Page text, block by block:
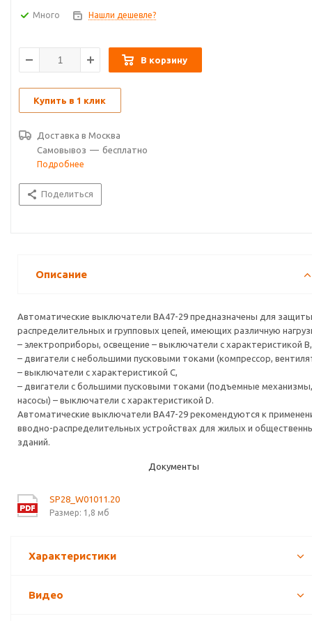
– двигатели с большими пусковыми токами (подъемные
применению в вводно-распределительных устройствах для
жилых и общественных зданий.
Много Нашли дешевле?
В корзину
Купить в 1 клик
Доставка в Москва
Самовывоз — бесплатно
Подробнее
Поделиться
Описание
Автоматические выключатели ВА47-29 предназначены для защиты
распределительных и групповых цепей, имеющих различную
– электроприборы, освещение – выключатели с характеристикой В,
– двигатели с небольшими пусковыми токами (компрессор,
– выключатели с характеристикой C,
– двигатели с большими пусковыми токами (подъемные механизмы,
насосы) – выключатели с характеристикой D.
Автоматические выключатели ВА47-29 рекомендуются к
вводно-распределительных устройствах для жилых и
зданий.
Документы
SP28_W01011.20
Размер: 1,8 мб
Характеристики
Видео